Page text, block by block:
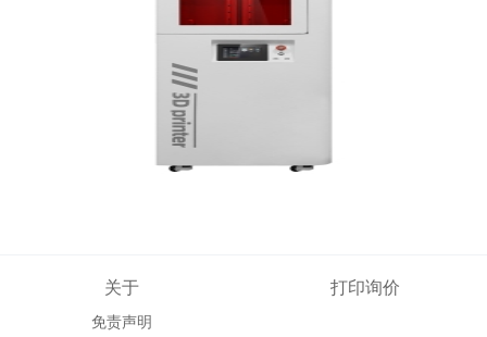
关于
免责声明
打印询价